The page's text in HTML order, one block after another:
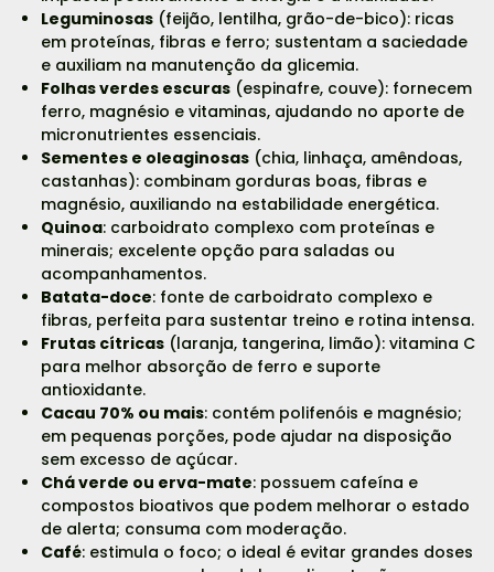
Leguminosas(feijão, lentilha, grão-de-bico): ricas
em proteínas, fibras e ferro; sustentam a saciedade
e auxiliam na manutenção da glicemia.
Folhas verdes escuras(espinafre, couve): fornecem
ferro, magnésio e vitaminas, ajudando no aporte de
micronutrientes essenciais.
Sementes e oleaginosas(chia, linhaça, amêndoas,
castanhas): combinam gorduras boas, fibras e
magnésio, auxiliando na estabilidade energética.
Quinoa: carboidrato complexo com proteínas e
minerais; excelente opção para saladas ou
acompanhamentos.
Batata-doce: fonte de carboidrato complexo e
fibras, perfeita para sustentar treino e rotina intensa.
Frutas cítricas(laranja, tangerina, limão): vitamina C
para melhor absorção de ferro e suporte
antioxidante.
Cacau 70% ou mais: contém polifenóis e magnésio;
em pequenas porções, pode ajudar na disposição
sem excesso de açúcar.
Chá verde ou erva-mate: possuem cafeína e
compostos bioativos que podem melhorar o estado
de alerta; consuma com moderação.
Café: estimula o foco; o ideal é evitar grandes doses